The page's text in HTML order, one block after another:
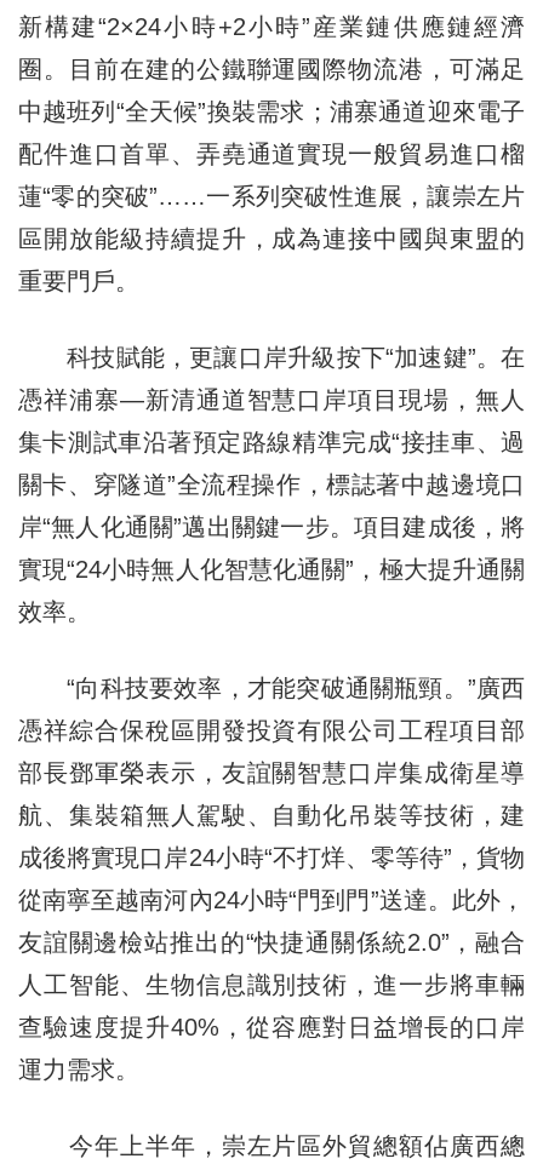
新構建“2×24小時+2小時”産業鏈供應鏈經濟
圈。目前在建的公鐵聯運國際物流港，可滿足
中越班列“全天候”換裝需求；浦寨通道迎來電子
配件進口首單、弄堯通道實現一般貿易進口榴
蓮“零的突破”……一系列突破性進展，讓崇左片
區開放能級持續提升，成為連接中國與東盟的
重要門戶。
科技賦能，更讓口岸升級按下“加速鍵”。在
憑祥浦寨—新清通道智慧口岸項目現場，無人
集卡測試車沿著預定路線精準完成“接挂車、過
關卡、穿隧道”全流程操作，標誌著中越邊境口
岸“無人化通關”邁出關鍵一步。項目建成後，將
實現“24小時無人化智慧化通關”，極大提升通關
效率。
“向科技要效率，才能突破通關瓶頸。”廣西
憑祥綜合保稅區開發投資有限公司工程項目部
部長鄧軍榮表示，友誼關智慧口岸集成衛星導
航、集裝箱無人駕駛、自動化吊裝等技術，建
成後將實現口岸24小時“不打烊、零等待”，貨物
從南寧至越南河內24小時“門到門”送達。此外，
友誼關邊檢站推出的“快捷通關係統2.0”，融合
人工智能、生物信息識別技術，進一步將車輛
查驗速度提升40%，從容應對日益增長的口岸
運力需求。
今年上半年，崇左片區外貿總額佔廣西總